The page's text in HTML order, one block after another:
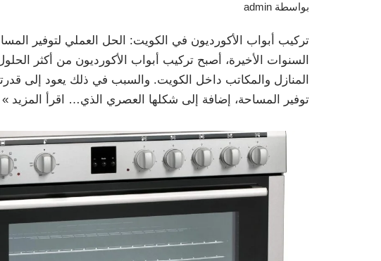
بواسطة admin
تركيب أبواب الأكورديون في الكويت: الحل العملي لتوفير
السنوات الأخيرة، أصبح تركيب أبواب الأكورديون من أكثر
المنازل والمكاتب داخل الكويت. والسبب في ذلك يعود إلى
توفير المساحة، إضافة إلى شكلها العصري الذي…
اقرأ المزيد »